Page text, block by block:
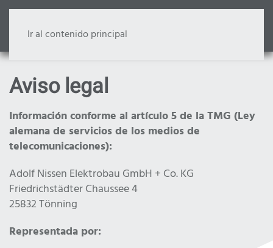
Ir al contenido principal
Aviso legal
Información conforme al artículo 5 de la TMG (Ley
alemana de servicios de los medios de
telecomunicaciones):
Adolf Nissen Elektrobau GmbH + Co. KG
Friedrichstädter Chaussee 4
25832 Tönning
Representada por: